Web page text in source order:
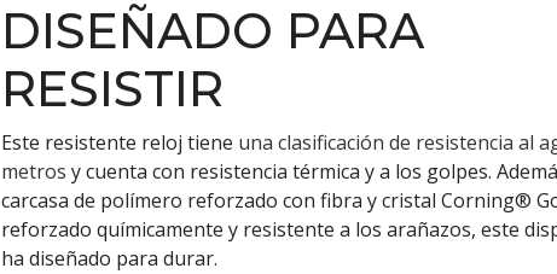
DISEÑADO PARA
RESISTIR
Este resistente reloj tiene una clasificación de resistencia al
metros y cuenta con resistencia térmica y a los golpes.
carcasa de polímero reforzado con fibra y cristal Corning®
reforzado químicamente y resistente a los arañazos, este
ha diseñado para durar.